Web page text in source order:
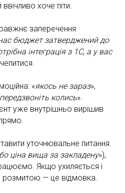
хоче піти.
заперечення
бюджет затверджений до
інтеграція з 1С, а у вас
«якось не зараз»,
передзвоніть колись».
уже внутрішньо вирішив
уточнювальне питання.
бо ціна вища за закладену»),
Якщо ухиляється і
розмитою — це відмовка.